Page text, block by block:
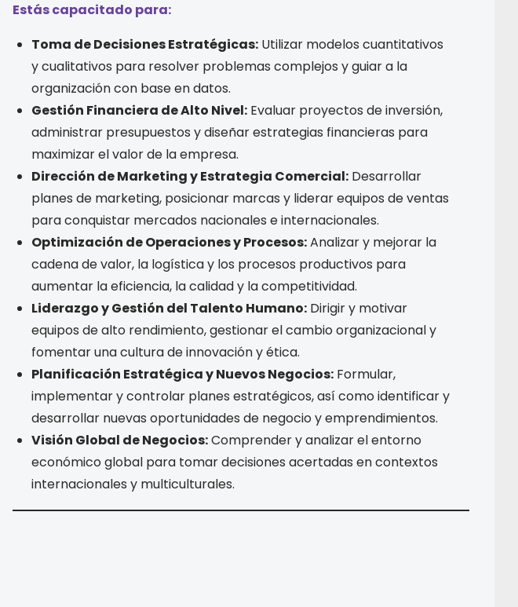
Estás capacitado para:
Toma de Decisiones Estratégicas: Utilizar modelos cuantitativos
y cualitativos para resolver problemas complejos y guiar a la
organización con base en datos.
Gestión Financiera de Alto Nivel: Evaluar proyectos de inversión,
administrar presupuestos y diseñar estrategias financieras para
maximizar el valor de la empresa.
Dirección de Marketing y Estrategia Comercial: Desarrollar
planes de marketing, posicionar marcas y liderar equipos de ventas
para conquistar mercados nacionales e internacionales.
Optimización de Operaciones y Procesos:Analizar y mejorar la
cadena de valor, la logística y los procesos productivos para
aumentar la eficiencia, la calidad y la competitividad.
Liderazgo y Gestión del Talento Humano: Dirigir y motivar
equipos de alto rendimiento, gestionar el cambio organizacional y
fomentar una cultura de innovación y ética.
Planificación Estratégica y Nuevos Negocios: Formular,
implementar y controlar planes estratégicos, así como identificar y
desarrollar nuevas oportunidades de negocio y emprendimientos.
Visión Global de Negocios:Comprender y analizar el entorno
económico global para tomar decisiones acertadas en contextos
internacionales y multiculturales.